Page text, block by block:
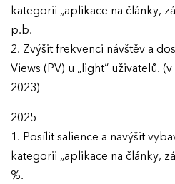
kategorii „aplikace na články,
p.b.
2. Zvýšit frekvenci návštěv a
Views (PV) u „light“ uživatelů.
2023)
2025
1. Posílit salience a navýšit
kategorii „aplikace na články,
%.